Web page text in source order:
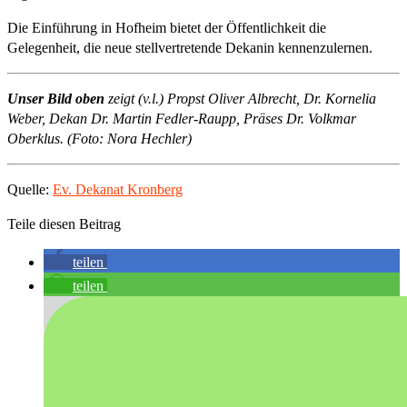
Die Einführung in Hofheim bietet der Öffentlichkeit die
Gelegenheit, die neue stellvertretende Dekanin kennenzulernen.
Unser Bild oben zeigt (v.l.) Propst Oliver Albrecht, Dr. Kornelia
Weber, Dekan Dr. Martin Fedler-Raupp, Präses Dr. Volkmar
Oberklus. (Foto: Nora Hechler)
Quelle: Ev. Dekanat Kronberg
Teile diesen Beitrag
teilen
teilen